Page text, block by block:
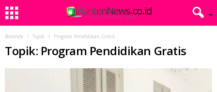
Beranda Topik Program Pendidikan Gratis
Topik: Program Pendidikan Gratis